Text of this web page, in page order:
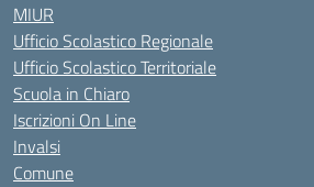
MIUR
Ufficio Scolastico Regionale
Ufficio Scolastico Territoriale
Scuola in Chiaro
Iscrizioni On Line
Invalsi
Comune